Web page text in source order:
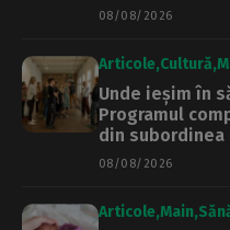
08/08/2026
Articole Cultură
Unde ieșim în
Programul
din subordinea
08/08/2026
Articole Main